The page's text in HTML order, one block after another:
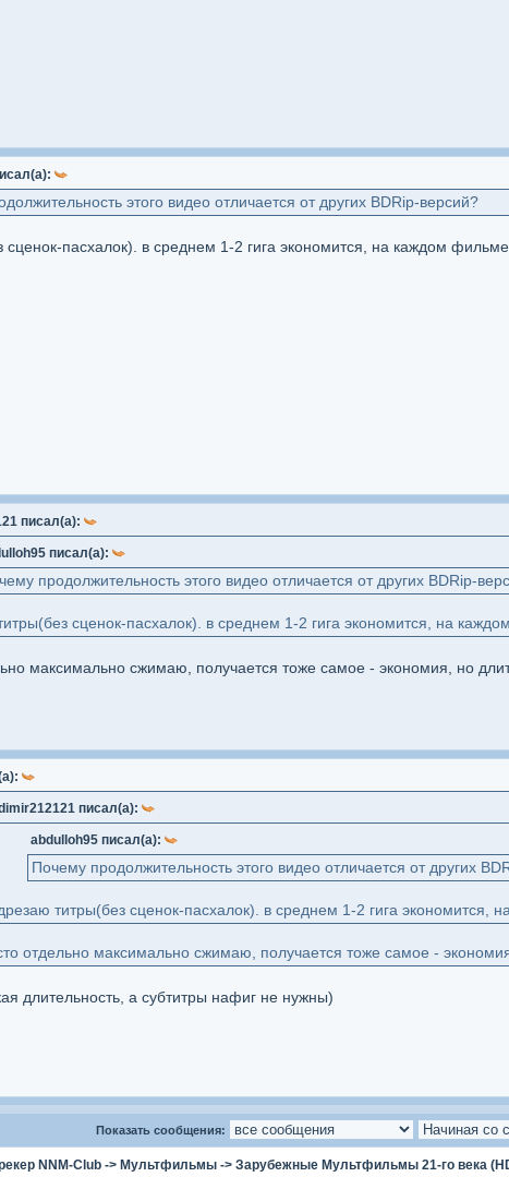
этого видео отличается от других BDRip-версий?
сценок-пасхалок). в среднем 1-2 гига экономится, на каждом фильме.
писал(а):
писал(а):
продолжительность этого видео отличается от других BDRip-
сценок-пасхалок). в среднем 1-2 гига экономится, на
максимально сжимаю, получается тоже самое - экономия, но
писал(а):
abdulloh95 писал(а):
Почему продолжительность этого видео отличается от других
титры(без сценок-пасхалок). в среднем 1-2 гига экономится,
отдельно максимально сжимаю, получается тоже самое -
длительность, а субтитры нафиг не нужны)
Показать сообщения:
NNM-Club-> Мультфильмы-> Зарубежные Мультфильмы 21-го века